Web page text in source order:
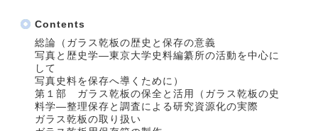
Contents
総論（ガラス乾板の歴史と保存の意義
写真と歴史学―東京大学史料編纂所の活動を中心に
して
写真史料を保存へ導くために）
第１部 ガラス乾板の保全と活用（ガラス乾板の史
料学―整理保存と調査による研究資源化の実際
ガラス乾板の取り扱い